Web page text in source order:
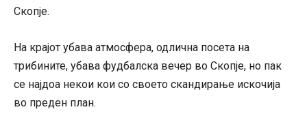
Скопје.
На крајот убава атмосфера, одлична посета на
трибините, убава фудбалска вечер во Скопје, но пак
се најдоа некои кои со своето скандирање искочија
во преден план.